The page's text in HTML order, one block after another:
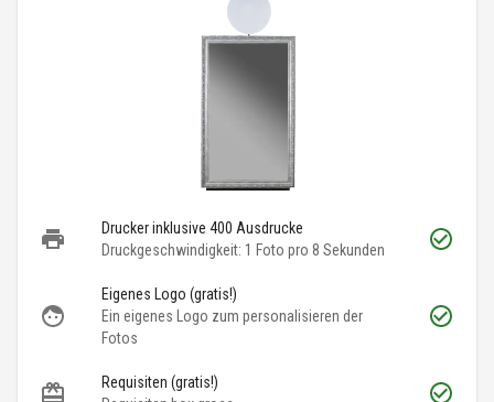
Drucker inklusive 400 Ausdrucke
Druckgeschwindigkeit: 1 Foto pro 8 Sekunden
Eigenes Logo (gratis!)
Ein eigenes Logo zum personalisieren der
Fotos
Requisiten (gratis!)